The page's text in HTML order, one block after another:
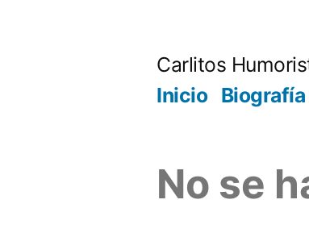
Carlitos
Inicio Biografía
No se